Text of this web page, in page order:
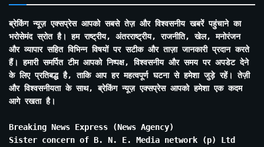
ब्रेकिंग न्यूज़ एक्सप्रेस आपको सबसे तेज़ और विश्वसनीय खबरें पहुंचाने का
भरोसेमंद स्रोत है। हम राष्ट्रीय, अंतरराष्ट्रीय, राजनीति, खेल, मनोरंजन
और व्यापार सहित विभिन्न विषयों पर सटीक और ताज़ा जानकारी प्रदान करते
हैं। हमारी समर्पित टीम आपको निष्पक्ष, विश्वसनीय और समय पर अपडेट देने
के लिए प्रतिबद्ध है, ताकि आप हर महत्वपूर्ण घटना से हमेशा जुड़े रहें। तेज़ी
और विश्वसनीयता के साथ, ब्रेकिंग न्यूज़ एक्सप्रेस आपको हमेशा एक कदम
आगे रखता है।
Breaking News Express (News Agency)
Sister concern of B. N. E. Media network (p) Ltd